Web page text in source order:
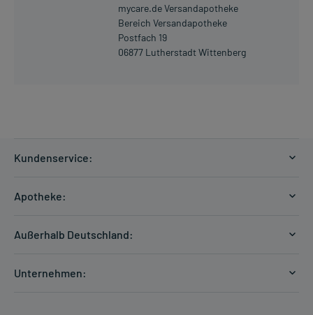
mycare.de Versandapotheke
Bereich Versandapotheke
Postfach 19
06877 Lutherstadt Wittenberg
Kundenservice:
Zahlungsarten
Hilfe
Apotheke:
Außerhalb Deutschland:
Unternehmen: